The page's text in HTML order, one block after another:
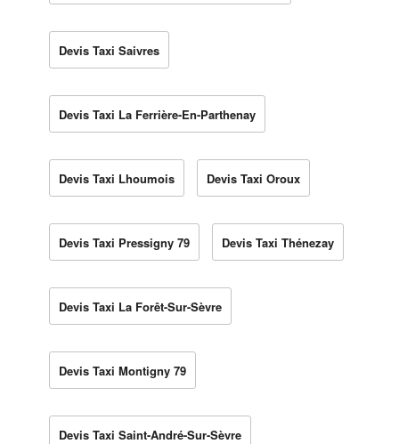
Devis Taxi Saivres
Devis Taxi La Ferrière-En-Parthenay
Devis Taxi Lhoumois Devis Taxi Oroux
Devis Taxi Pressigny 79 Devis Taxi Thénezay
Devis Taxi La Forêt-Sur-Sèvre
Devis Taxi Montigny 79
Devis Taxi Saint-André-Sur-Sèvre